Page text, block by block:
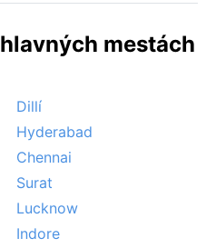
mestách
Dillí
Hyderabad
Chennai
Surat
Lucknow
Indore